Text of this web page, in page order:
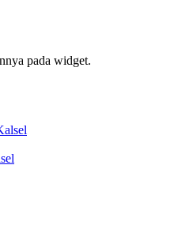
pada widget.